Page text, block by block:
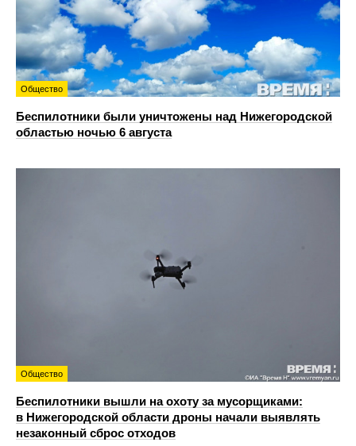
Общество
Беспилотники были уничтожены над Нижегородской
областью ночью 6 августа
Общество
Беспилотники вышли на охоту за мусорщиками:
в Нижегородской области дроны начали выявлять
незаконный сброс отходов